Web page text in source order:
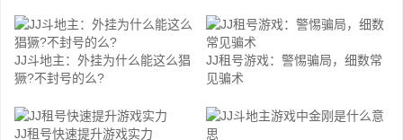
JJ斗地主：外挂为什么能这么猖
獗?不封号的么?
JJ租号游戏：警惕骗局，细数常
见骗术
JJ租号快速提升游戏实力